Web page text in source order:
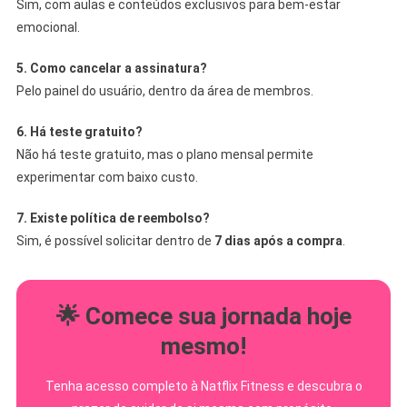
Sim, com aulas e conteúdos exclusivos para bem-estar
emocional.
5. Como cancelar a assinatura?
Pelo painel do usuário, dentro da área de membros.
6. Há teste gratuito?
Não há teste gratuito, mas o plano mensal permite
experimentar com baixo custo.
7. Existe política de reembolso?
Sim, é possível solicitar dentro de 7 dias após a compra
🌟 Comece sua jornada hoje
mesmo!
Tenha acesso completo à Natflix Fitness e descubra o